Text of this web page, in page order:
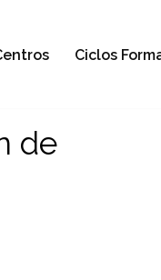
Ciclos
de